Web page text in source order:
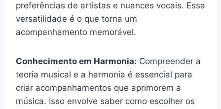
preferências de artistas e nuances vocais. Essa
versatilidade é o que torna um
acompanhamento memorável.
Conhecimento em Harmonia: Compreender a
teoria musical e a harmonia é essencial para
criar acompanhamentos que aprimorem a
música. Isso envolve saber como escolher os